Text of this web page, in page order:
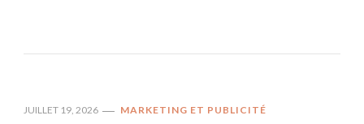
JUILLET 19, 2026 MARKETING ET PUBLICITÉ